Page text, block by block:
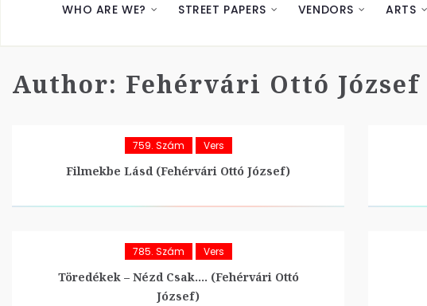
WHO ARE WE? STREET PAPERS VENDORS ARTS
Author: Fehérvári Ottó József
759. Szám Vers
Filmekbe Lásd (Fehérvári Ottó József)
785. Szám Vers
Töredékek – Nézd Csak…. (Fehérvári Ottó
József)